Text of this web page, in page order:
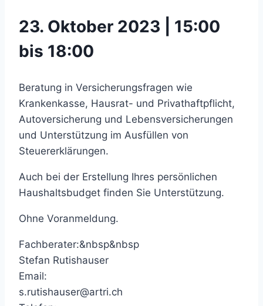
23. Oktober 2023 | 15:00
bis 18:00
Beratung in Versicherungsfragen wie
Krankenkasse, Hausrat- und Privathaftpflicht,
Autoversicherung und Lebensversicherungen
und Unterstützung im Ausfüllen von
Steuererklärungen.
Auch bei der Erstellung Ihres persönlichen
Haushaltsbudget finden Sie Unterstützung.
Ohne Voranmeldung.
Fachberater:&nbsp&nbsp
Stefan Rutishauser
Email:
s.rutishauser@artri.ch